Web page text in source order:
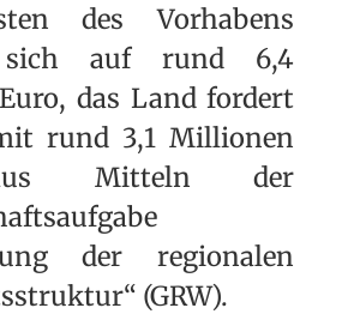
des Vorhabens
sich auf rund 6,4
das Land fordert
rund 3,1 Millionen
Mitteln der
der regionalen
(GRW).